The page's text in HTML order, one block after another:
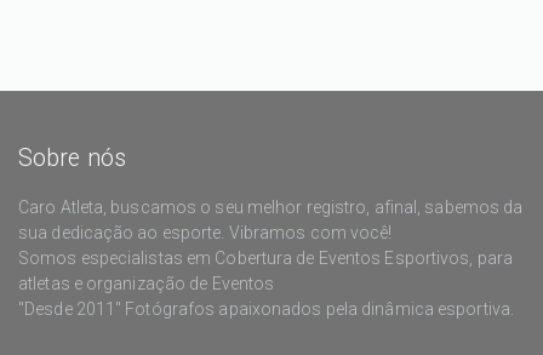
Sobre nós
Caro Atleta, buscamos o seu melhor registro, afinal, sabemos da
sua dedicação ao esporte. Vibramos com você!
Somos especialistas em Cobertura de Eventos Esportivos, para
atletas e organização de Eventos
"Desde 2011" Fotógrafos apaixonados pela dinâmica esportiva.